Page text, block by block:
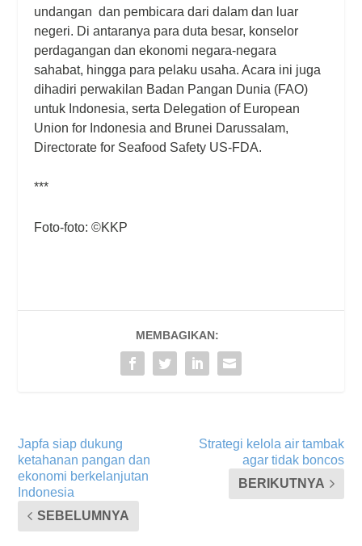
undangan dan pembicara dari dalam dan luar
negeri. Di antaranya para duta besar, konselor
perdagangan dan ekonomi negara-negara
sahabat, hingga para pelaku usaha. Acara ini juga
dihadiri perwakilan Badan Pangan Dunia (FAO)
untuk Indonesia, serta Delegation of European
Union for Indonesia and Brunei Darussalam,
Directorate for Seafood Safety US-FDA.
***
Foto-foto: ©KKP
MEMBAGIKAN:
Japfa siap dukung
ketahanan pangan dan
ekonomi berkelanjutan
Indonesia
SEBELUMNYA
Strategi kelola air tambak
agar tidak boncos
BERIKUTNYA